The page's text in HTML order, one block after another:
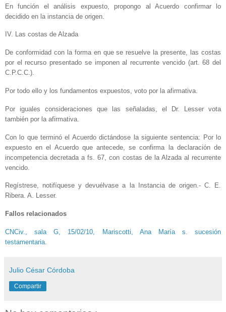
En función el análisis expuesto, propongo al Acuerdo confirmar lo
decidido en la instancia de origen.
IV. Las costas de Alzada
De conformidad con la forma en que se resuelve la presente, las costas
por el recurso presentado se imponen al recurrente vencido (art. 68 del
C.P.C.C.).
Por todo ello y los fundamentos expuestos, voto por la afirmativa.
Por iguales consideraciones que las señaladas, el Dr. Lesser vota
también por la afirmativa.
Con lo que terminó el Acuerdo dictándose la siguiente sentencia: Por lo
expuesto en el Acuerdo que antecede, se confirma la declaración de
incompetencia decretada a fs. 67, con costas de la Alzada al recurrente
vencido.
Regístrese, notifíquese y devuélvase a la Instancia de origen.- C. E.
Ribera. A. Lesser.
Fallos relacionados
CNCiv., sala G, 15/02/10, Mariscotti, Ana María s. sucesión
testamentaria.
Julio César Córdoba
Compartir